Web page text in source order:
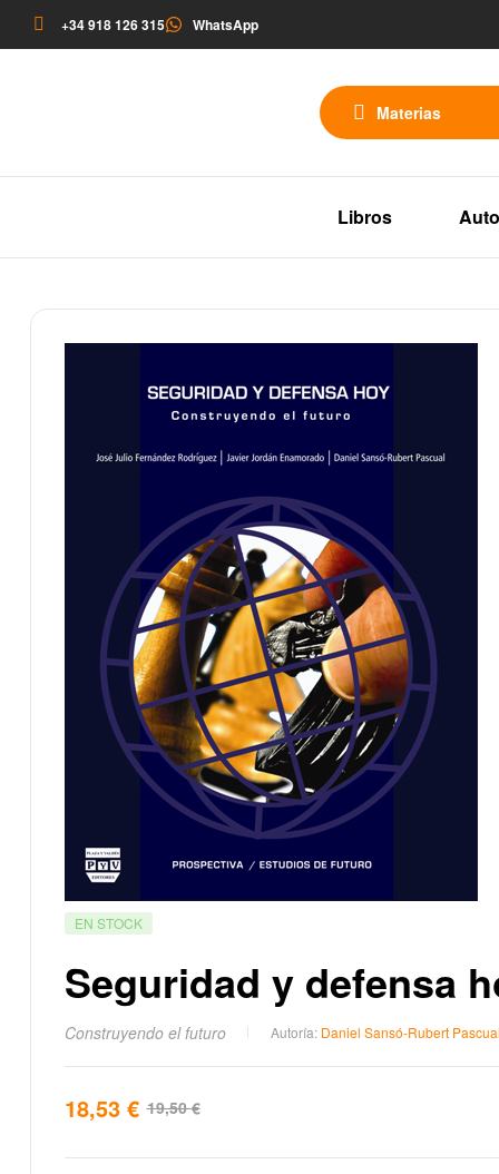
+34 918 126 315 WhatsApp
Materias
Libros
EN STOCK
Seguridad y defensa
Construyendo el futuro Autoría: Daniel Sansó-Rubert
19,50€
18,53 €